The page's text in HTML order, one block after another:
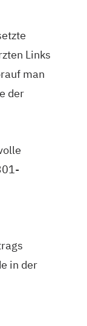
Links
man
der
in der